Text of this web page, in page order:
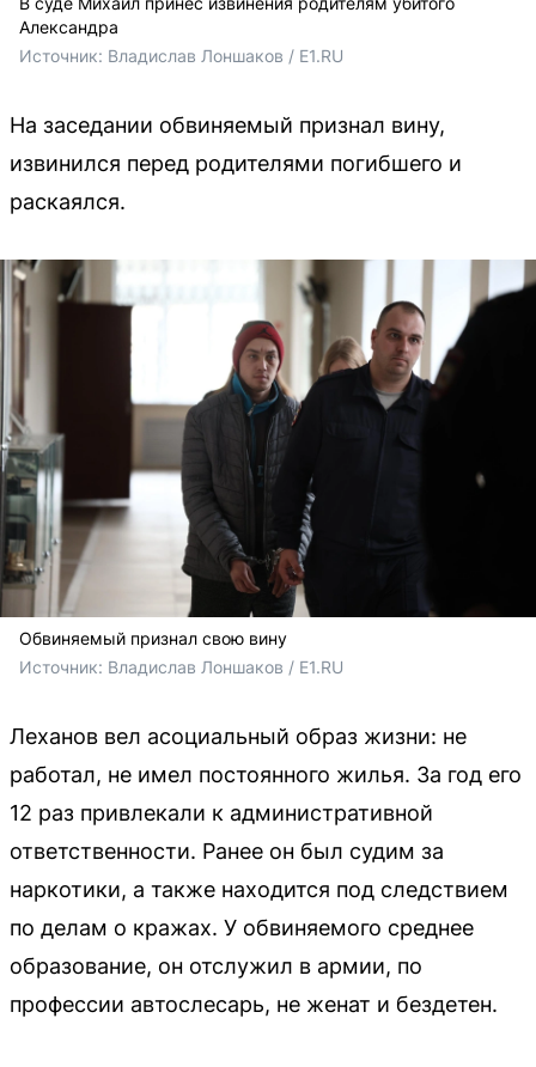
Александра
Источник: Владислав Лоншаков / E1.RU
На заседании обвиняемый признал вину,
извинился перед родителями погибшего и
раскаялся.
Обвиняемый признал свою вину
Источник: Владислав Лоншаков / E1.RU
Леханов вел асоциальный образ жизни: не
работал, не имел постоянного жилья. За год его
12 раз привлекали к административной
ответственности. Ранее он был судим за
наркотики, а также находится под следствием
по делам о кражах. У обвиняемого среднее
образование, он отслужил в армии, по
профессии автослесарь, не женат и бездетен.